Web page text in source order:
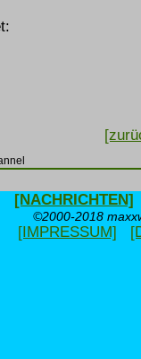
[NACHRICHTEN]
©2000-2018
[IMPRESSUM]